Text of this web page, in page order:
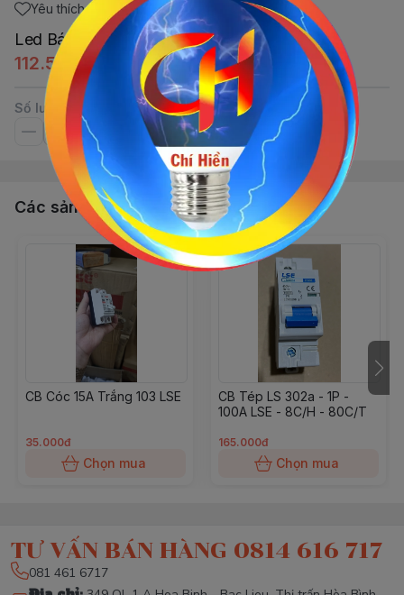
Yêu thích
Led Bán Nguyệt Trắng 6 Tấc LSE
112.560đ
Số lượng
Các sản phẩm, dịch vụ khác
CB Cóc 15A Trắng 103 LSE
35.000đ
Chọn mua
CB Tép LS 302a - 1P -
100A LSE - 8C/H - 80C/T
165.000đ
Chọn mua
TƯ VẤN BÁN HÀNG 0814 616 717
081 461 6717